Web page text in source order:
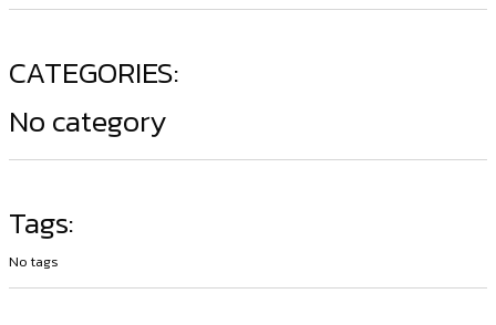
CATEGORIES:
No category
Tags:
No tags